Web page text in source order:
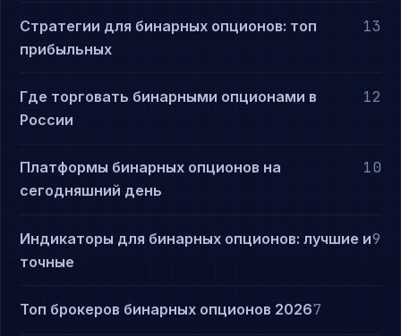
Стратегии для бинарных опционов: топ
прибыльных
13
Где торговать бинарными опционами в
России
12
Платформы бинарных опционов на
сегодняшний день
10
Индикаторы для бинарных опционов: лучшие и
точные
9
Топ брокеров бинарных опционов 20267